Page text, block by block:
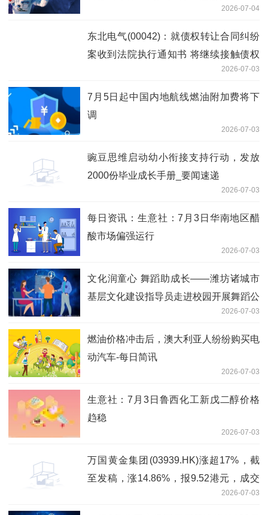
2026-07-04
东北电气(00042)：就债权转让合同纠纷
案收到法院执行通知书 将继续接触债权
2026-07-03
7月5日起中国内地航线燃油附加费将下
调
2026-07-03
豌豆思维启动幼小衔接支持行动，发放
2000份毕业成长手册_要闻速递
2026-07-03
每日资讯：生意社：7月3日华南地区醋
酸市场偏强运行
2026-07-03
文化润童心 舞蹈助成长——潍坊诸城市
基层文化建设指导员走进校园开展舞蹈公
2026-07-03
燃油价格冲击后，澳大利亚人纷纷购买电
动汽车-每日简讯
2026-07-03
生意社：7月3日鲁西化工新戊二醇价格
趋稳
2026-07-03
万国黄金集团(03939.HK)涨超17%，截
至发稿，涨14.86%，报9.52港元，成交
2026-07-03